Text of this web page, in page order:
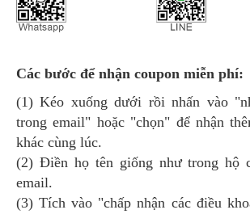
Các bước để nhận coupon miễn phí:
(1) Kéo xuống dưới rồi nhấn vào "nhận coupon này
trong email" hoặc "chọn" để nhận
khác cùng lúc.
(2) Điền họ tên giống như trong hộ
email.
(3) Tích vào "chấp nhận các điều